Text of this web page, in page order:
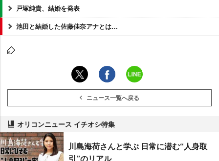
戸塚純貴、結婚を発表
池田と結婚した佐藤佳奈アナとは…
ニュース一覧へ戻る
オリコンニュース イチオシ特集
川島海荷さんと学ぶ 日常に潜む“人身取
引”のリアル